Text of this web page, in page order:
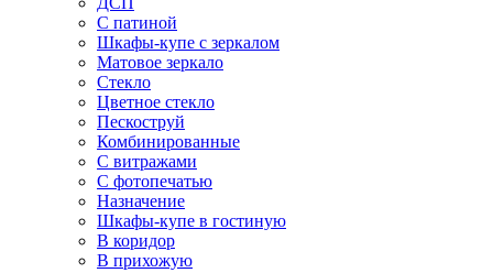
С патиной
Шкафы-купе с зеркалом
Матовое зеркало
Стекло
Цветное стекло
Пескоструй
Комбинированные
С витражами
С фотопечатью
Назначение
Шкафы-купе в гостиную
В коридор
В прихожую